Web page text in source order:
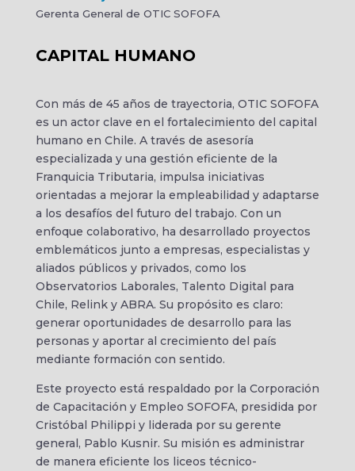
Gerenta General de OTIC SOFOFA
CAPITAL HUMANO
Con más de 45 años de trayectoria, OTIC SOFOFA
es un actor clave en el fortalecimiento del capital
humano en Chile. A través de asesoría
especializada y una gestión eficiente de la
Franquicia Tributaria, impulsa iniciativas
orientadas a mejorar la empleabilidad y adaptarse
a los desafíos del futuro del trabajo. Con un
enfoque colaborativo, ha desarrollado proyectos
emblemáticos junto a empresas, especialistas y
aliados públicos y privados, como los
Observatorios Laborales, Talento Digital para
Chile, Relink y ABRA. Su propósito es claro:
generar oportunidades de desarrollo para las
personas y aportar al crecimiento del país
mediante formación con sentido.
Este proyecto está respaldado por la Corporación
de Capacitación y Empleo SOFOFA, presidida por
Cristóbal Philippi y liderada por su gerente
general, Pablo Kusnir. Su misión es administrar
de manera eficiente los liceos técnico-